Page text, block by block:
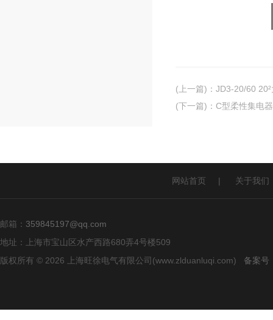
(上一篇) ： JD3-20/60
(下一篇) ： C型柔性集电器
网站首页 | 关于我们
邮箱： 359845197@qq.com
地址：上海市宝山区水产西路680弄4号楼509
版权所有 © 2026 上海旺徐电气有限公司(www.zlduanluqi.com) 备案号